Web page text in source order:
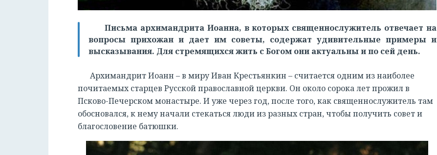
Письма архимандрита Иоанна, в которых священнослужитель отвечает на
вопросы прихожан и дает им советы, содержат удивительные примеры и
высказывания. Для стремящихся жить с Богом они актуальны и по сей день.
Архимандрит Иоанн – в миру Иван Крестьянкин – считается одним из наиболее
почитаемых старцев Русской православной церкви. Он около сорока лет прожил в
Псково-Печерском монастыре. И уже через год, после того, как священнослужитель там
обосновался, к нему начали стекаться люди из разных стран, чтобы получить совет и
благословение батюшки.